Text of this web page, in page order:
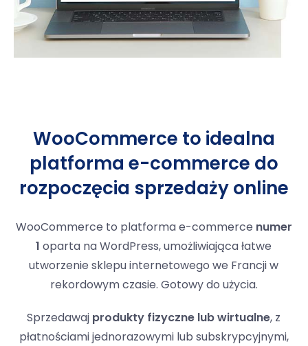
WooCommerce to idealna
platforma e-commerce do
rozpoczęcia sprzedaży online
WooCommerce to platforma e-commerce numer
1 oparta na WordPress, umożliwiająca łatwe
utworzenie sklepu internetowego we Francji w
rekordowym czasie. Gotowy do użycia.
Sprzedawaj produkty fizyczne lub wirtualne, z
płatnościami jednorazowymi lub subskrypcyjnymi,